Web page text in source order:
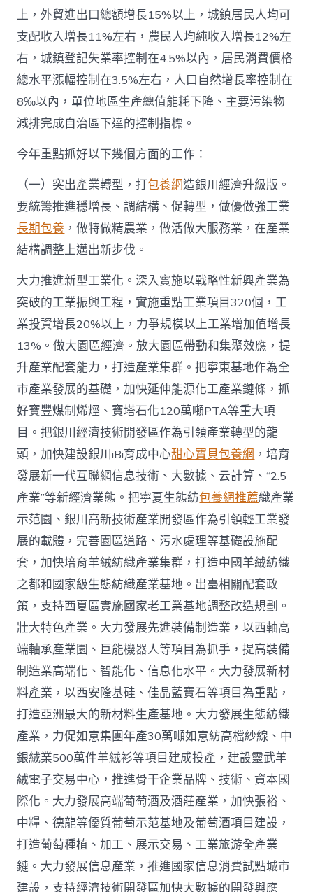
上，外貿進出口總額增長15%以上，城鎮居民人均可
支配收入增長11%左右，農民人均純收入增長12%左
右，城鎮登記失業率控制在4.5%以內，居民消費價格
總水平漲幅控制在3.5%左右，人口自然增長率控制在
8‰以內，單位地區生產總值能耗下降、主要污染物
減排完成自治區下達的控制指標。
今年重點抓好以下幾個方面的工作：
（一）突出產業轉型，打包養網造銀川經濟升級版。
要統籌推進穩增長、調結構、促轉型，做優做強工業
長期包養 ，做特做精農業，做活做大服務業，在產業
結構調整上邁出新步伐。
大力推進新型工業化。深入實施以戰略性新興產業為
突破的工業振興工程，實施重點工業項目320個，工
業投資增長20%以上，力爭規模以上工業增加值增長
13%。做大園區經濟。放大園區帶動和集聚效應，提
升產業配套能力，打造產業集群。把寧東基地作為全
市產業發展的基礎，加快延伸能源化工產業鏈條，抓
好寶豐煤制烯烴、寶塔石化120萬噸PTA等重大項
目。把銀川經濟技術開發區作為引領產業轉型的龍
頭，加快建設銀川iBi育成中心甜心寶貝包養網 ，培育
發展新一代互聯網信息技術、大數據、云計算、“2.5
產業”等新經濟業態。把寧夏生態紡包養網推薦織產業
示范園、銀川高新技術產業開發區作為引領輕工業發
展的載體，完善園區道路、污水處理等基礎設施配
套，加快培育羊絨紡織產業集群，打造中國羊絨紡織
之都和國家級生態紡織產業基地。出臺相關配套政
策，支持西夏區實施國家老工業基地調整改造規劃。
壯大特色產業。大力發展先進裝備制造業，以西軸高
端軸承產業園、巨能機器人等項目為抓手，提高裝備
制造業高端化、智能化、信息化水平。大力發展新材
料產業，以西安隆基硅、佳晶藍寶石等項目為重點，
打造亞洲最大的新材料生產基地。大力發展生態紡織
產業，力促如意集團年產30萬噸如意紡高檔紗線、中
銀絨業500萬件羊絨衫等項目建成投產，建設靈武羊
絨電子交易中心，推進骨干企業品牌、技術、資本國
際化。大力發展高端葡萄酒及酒莊產業，加快張裕、
中糧、德龍等優質葡萄示范基地及葡萄酒項目建設，
打造葡萄種植、加工、展示交易、工業旅游全產業
鏈。大力發展信息產業，推進國家信息消費試點城市
建設，支持經濟技術開發區加快大數據的開發與應